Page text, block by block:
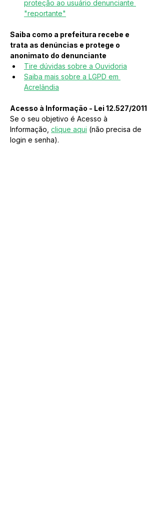
proteção ao usuário denunciante
"reportante"
Saiba como a prefeitura recebe e
trata as denúncias e protege o
anonimato do denunciante
Tire dúvidas sobre a Ouvidoria
Saiba mais sobre a LGPD em
Acrelândia
Acesso à Informação - Lei 12.527/2011
Se o seu objetivo é Acesso à
Informação, clique aqui (não precisa de
login e senha).